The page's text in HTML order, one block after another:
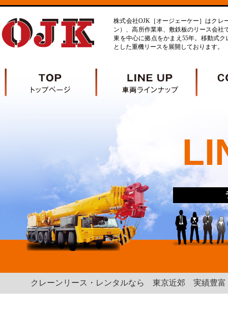
株式会社OJK［オージェーケー］はクレ
ン）、高所作業車、敷鉄板のリース会社
東を中心に拠点をかまえ55年。移動式
とした重機リースを展開しております。
クレーンリース・レンタルなら 東京近郊 実績豊富